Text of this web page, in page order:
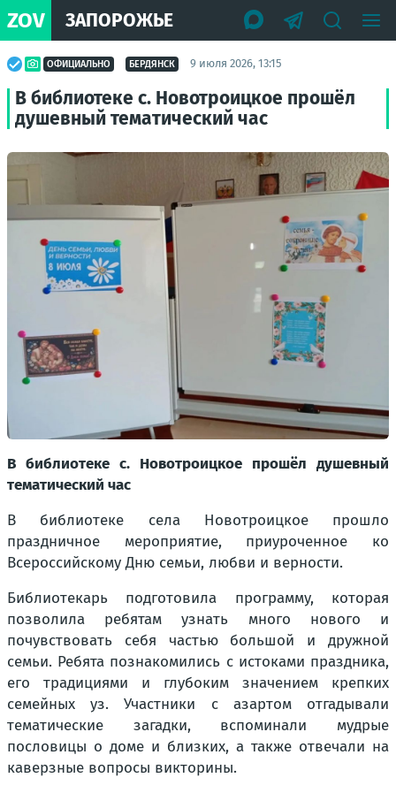
ZOV ЗАПОРОЖЬЕ
ОФИЦИАЛЬНО БЕРДЯНСК 9 июля 2026, 13:15
В библиотеке с. Новотроицкое прошёл
душевный тематический час
В библиотеке с. Новотроицкое прошёл душевный
тематический час
В библиотеке села Новотроицкое прошло
праздничное мероприятие, приуроченное ко
Всероссийскому Дню семьи, любви и верности.
Библиотекарь подготовила программу, которая
позволила ребятам узнать много нового и
почувствовать себя частью большой и дружной
семьи. Ребята познакомились с истоками праздника,
его традициями и глубоким значением крепких
семейных уз. Участники с азартом отгадывали
тематические загадки, вспоминали мудрые
пословицы о доме и близких, а также отвечали на
каверзные вопросы викторины.